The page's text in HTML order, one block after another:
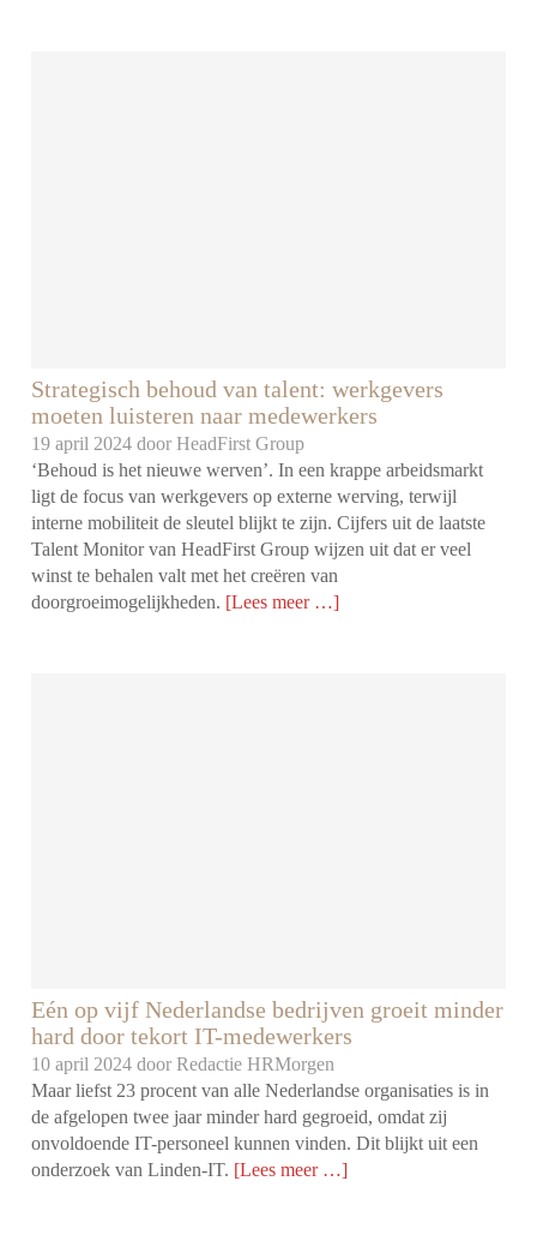
Strategisch behoud van talent: werkgevers
moeten luisteren naar medewerkers
19 april 2024 doorHeadFirst Group
‘Behoud is het nieuwe werven’. In een krappe arbeidsmarkt
ligt de focus van werkgevers op externe werving, terwijl
interne mobiliteit de sleutel blijkt te zijn. Cijfers uit de laatste
Talent Monitor van HeadFirst Group wijzen uit dat er veel
winst te behalen valt met het creëren van
doorgroeimogelijkheden. [Lees meer …]
Eén op vijf Nederlandse bedrijven groeit minder
hard door tekort IT-medewerkers
10 april 2024 doorRedactie HRMorgen
Maar liefst 23 procent van alle Nederlandse organisaties is in
de afgelopen twee jaar minder hard gegroeid, omdat zij
onvoldoende IT-personeel kunnen vinden. Dit blijkt uit een
onderzoek van Linden-IT. [Lees meer …]